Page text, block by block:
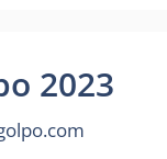
2023